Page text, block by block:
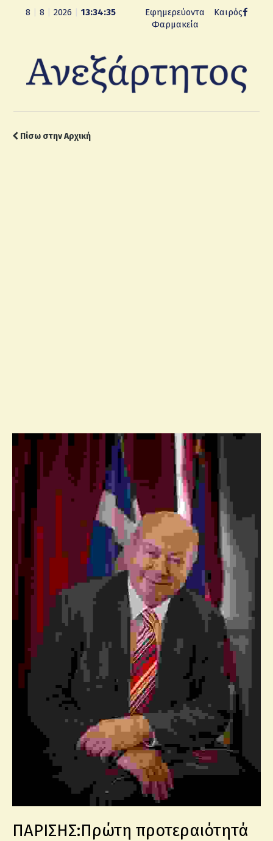
8 8 2026 13:34:36
Εφημερεύοντα
Φαρμακεία
Καιρός
Πίσω στην Αρχική
ΠΑΡΙΣΗΣ:Πρώτη προτεραιότητά